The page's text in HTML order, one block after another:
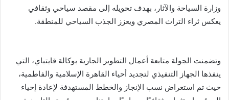
وزارة السياحة والآثار، بهدف تحويله إلى مقصد سياحي وثقافي
يعكس ثراء التراث المصري ويعزز الجذب السياحي للمنطقة.
وتضمنت الجولة متابعة أعمال التطوير الجارية بوكالة قايتباي، التي
ينفذها الجهاز التنفيذي لتجديد أحياء القاهرة الإسلامية والفاطمية،
حيث تم استعراض نسب الإنجاز والخطط المستهدفة لإعادة إحياء